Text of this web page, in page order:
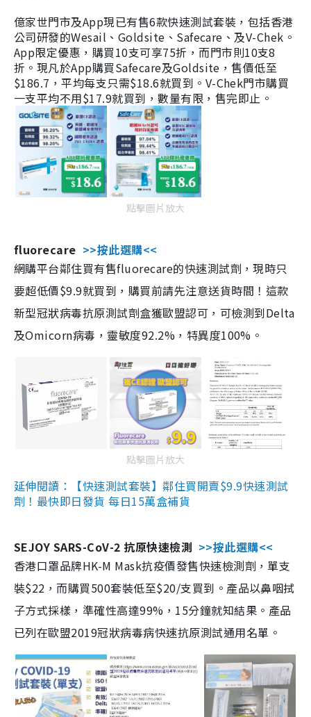
億家世門市及App現已有售6款快速測試套裝，包括香港
公司研發的Wesail、Goldsite、Safecare、及V-Chek。
App限定優惠，購買10支可享75折，而門市則10支8
折。現凡於App購買Safecare及Goldsite，售價低至
$186.7，平均每支只需$18.6就買到。V-Chek門市購買
一支平均不用$17.9就買到，數量有限，售完即止。
點擊圖片放大
fluorecare >>按此選購<<
網購平台鄰住買有售fluorecare的快速測試劑，現時只
要超低價$9.9就買到，購買前請先注意送貨時間！這款
新型冠狀病毒抗原測試劑盒獲歐盟認可，可檢測到Delta
及Omicorn病毒，靈敏度92.2%，特異度100%。
點擊圖片放大
延伸閱讀：【快速測試套裝】鄰住買開賣$9.9快速測試
劑！最快即日發貨 每日15萬盒補貨
SEJOY SARS-CoV-2 抗原快速檢測 >>按此選購<<
香港口罩品牌HK-M Mask抗疫價發售快速檢測劑，單支
裝$22，而購買500套裝低至$20/支買到。產品以鼻咽拭
子方式採樣，準確性高達99%，15分鐘就知結果。產品
已列在歐盟2019冠狀病毒病快速抗原測試通用名單。